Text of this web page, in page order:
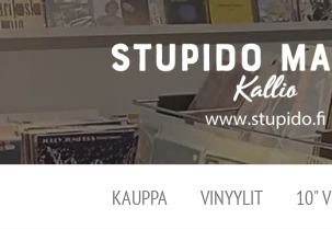
KAUPPA VINYYLIT 10"